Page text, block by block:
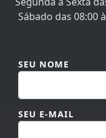
Sábado das 08:00
SEU NOME
SEU E-MAIL